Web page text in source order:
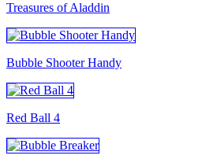
Treasures of Aladdin
Bubble Shooter Handy
Red Ball 4